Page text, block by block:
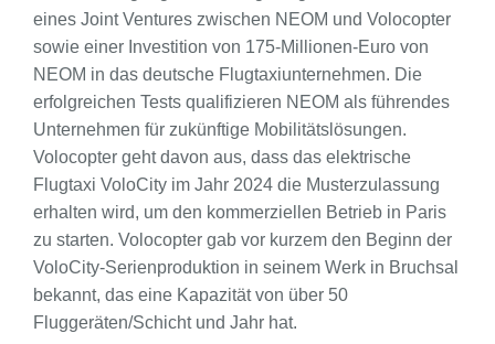
eines Joint Ventures zwischen NEOM und Volocopter
sowie einer Investition von 175-Millionen-Euro von
NEOM in das deutsche Flugtaxiunternehmen. Die
erfolgreichen Tests qualifizieren NEOM als führendes
Unternehmen für zukünftige Mobilitätslösungen.
Volocopter geht davon aus, dass das elektrische
Flugtaxi VoloCity im Jahr 2024 die Musterzulassung
erhalten wird, um den kommerziellen Betrieb in Paris
zu starten. Volocopter gab vor kurzem den Beginn der
VoloCity-Serienproduktion in seinem Werk in Bruchsal
bekannt, das eine Kapazität von über 50
Fluggeräten/Schicht und Jahr hat.